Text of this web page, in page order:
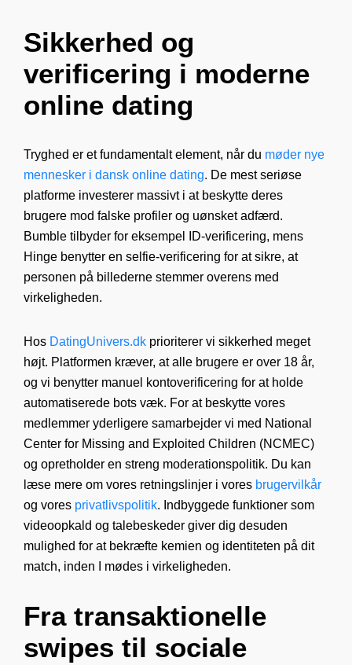
Sikkerhed og
verificering i moderne
online dating
Tryghed er et fundamentalt element, når du møder nye
mennesker i dansk online dating. De mest seriøse
platforme investerer massivt i at beskytte deres
brugere mod falske profiler og uønsket adfærd.
Bumble tilbyder for eksempel ID-verificering, mens
Hinge benytter en selfie-verificering for at sikre, at
personen på billederne stemmer overens med
virkeligheden.
Hos DatingUnivers.dk prioriterer vi sikkerhed meget
højt. Platformen kræver, at alle brugere er over 18 år,
og vi benytter manuel kontoverificering for at holde
automatiserede bots væk. For at beskytte vores
medlemmer yderligere samarbejder vi med National
Center for Missing and Exploited Children (NCMEC)
og opretholder en streng moderationspolitik. Du kan
læse mere om vores retningslinjer i vores brugervilkår
og vores privatlivspolitik. Indbyggede funktioner som
videoopkald og talebeskeder giver dig desuden
mulighed for at bekræfte kemien og identiteten på dit
match, inden I mødes i virkeligheden.
Fra transaktionelle
swipes til sociale